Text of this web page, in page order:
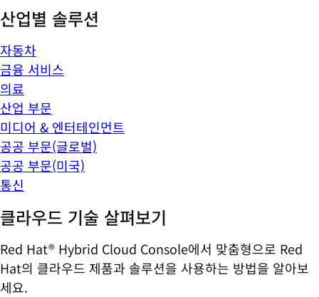
산업별 솔루션
자동차
금융 서비스
의료
산업 부문
미디어 & 엔터테인먼트
공공 부문(글로벌)
공공 부문(미국)
통신
클라우드 기술 살펴보기
Red Hat® Hybrid Cloud Console에서 맞춤형으로 Red
Hat의 클라우드 제품과 솔루션을 사용하는 방법을 알아보
세요.